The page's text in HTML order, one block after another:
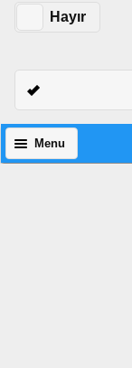
Hayır
Menu